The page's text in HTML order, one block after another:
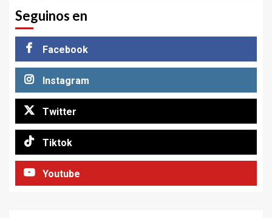
Seguinos en
Facebook
Instagram
Twitter
Tiktok
Youtube